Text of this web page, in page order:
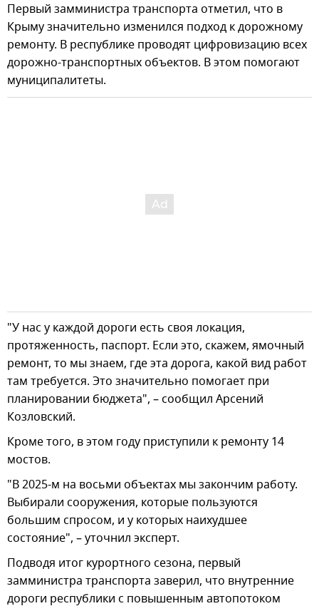
Первый замминистра транспорта отметил, что в
Крыму значительно изменился подход к дорожному
ремонту. В республике проводят цифровизацию всех
дорожно-транспортных объектов. В этом помогают
муниципалитеты.
"У нас у каждой дороги есть своя локация,
протяженность, паспорт. Если это, скажем, ямочный
ремонт, то мы знаем, где эта дорога, какой вид работ
там требуется. Это значительно помогает при
планировании бюджета", – сообщил Арсений
Козловский.
Кроме того, в этом году приступили к ремонту 14
мостов.
"В 2025-м на восьми объектах мы закончим работу.
Выбирали сооружения, которые пользуются
большим спросом, и у которых наихудшее
состояние", – уточнил эксперт.
Подводя итог курортного сезона, первый
замминистра транспорта заверил, что внутренние
дороги республики с повышенным автопотоком